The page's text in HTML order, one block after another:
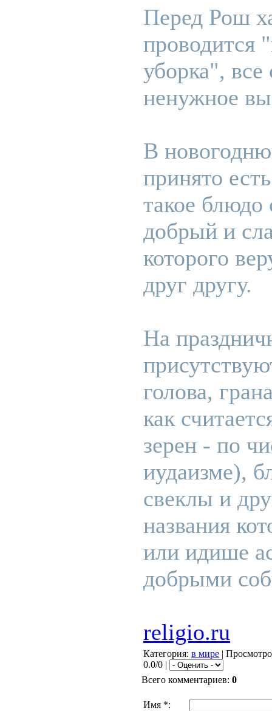
Перед Рош
проводится
уборка", все
ненужное
В
принято
такое блюдо
добрый и
которого
друг другу.
На
голова,
как
зерен - по
иудаизме),
свеклы и
названия
или идише
добрыми
religio.ru
Категория: в мире |
0.0/0 |
Всего комментариев: 0
Имя *: